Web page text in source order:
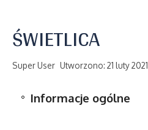
ŚWIETLICA
Super User Utworzono: 21 luty 2021
Informacje ogólne